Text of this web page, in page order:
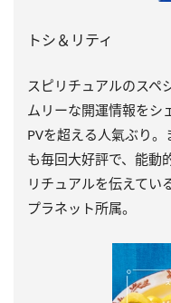
トシ＆リティ
スピリチュアルのスペ
ムリーな開運情報をシ
PVを超える人氣ぶり
も毎回大好評で、能動
リチュアルを伝えてい
プラネット所属。